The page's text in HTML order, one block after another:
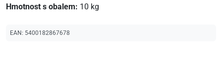
Hmotnost s obalem: 10 kg
EAN: 5400182867678